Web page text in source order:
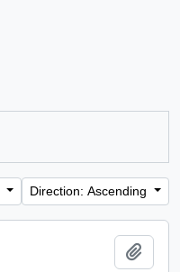
Direction: Ascending